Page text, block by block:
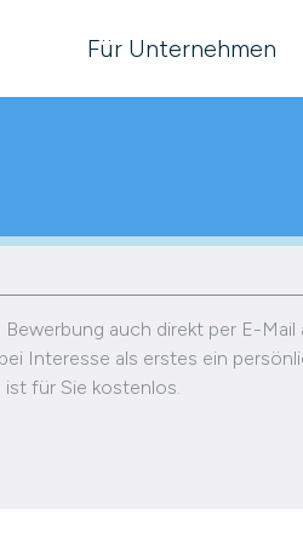
Für Unternehmen
auch direkt per E-Mail
Interesse als erstes ein
für Sie kostenlos.